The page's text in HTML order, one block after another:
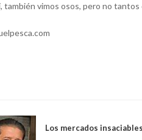
también vimos osos, pero no tantos
Los mercados insaciables